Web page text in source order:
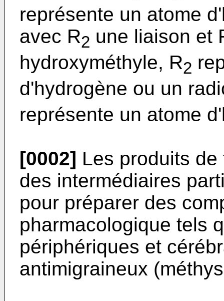
représente un atome
avec R2 une liaison et
hydroxyméthyle, R2
d'hydrogène ou un
représente un atome
[0002] Les produits
des intermédiaires
pour préparer des
pharmacologique tels
périphériques et
antimigraineux